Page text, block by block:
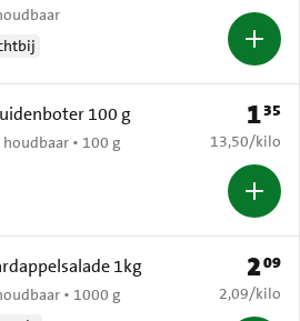
100 g
• 100 g
Prijs:
135
€ 13,50 per
13,50/kilo
1kg
• 1000 g
Prijs:
209
€ 2,09 per
2,09/kilo